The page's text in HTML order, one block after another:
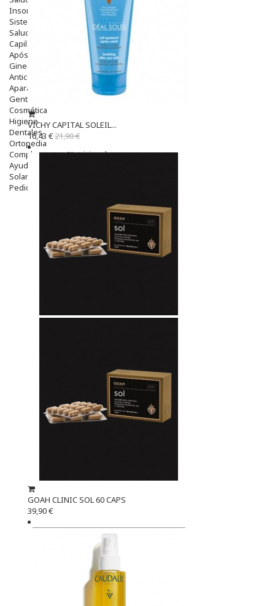
Insomnio
Sistema Nervioso
Salud Bucodental
Capilar
Apósitos
Ginecología
Anticonceptivos
Aparato Genital
Gente Mayor
Cosmética
Higiene
Dentales
Ortopedia
Complementos Nutricionales.
Ayudas
Solares
Pedido express
VICHY CAPITAL SOLEIL...
16,43 €21,90 €
GOAH CLINIC SOL 60 CAPS
39,90 €